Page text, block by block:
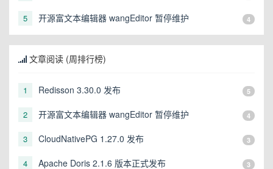
5 开源富文本编辑器 wangEditor 暂停维护 4
文章阅读 (周排行榜)
1 Redisson 3.30.0 发布 5
2 开源富文本编辑器 wangEditor 暂停维护 4
3 CloudNativePG 1.27.0 发布 3
4 Apache Doris 2.1.6 版本正式发布 3